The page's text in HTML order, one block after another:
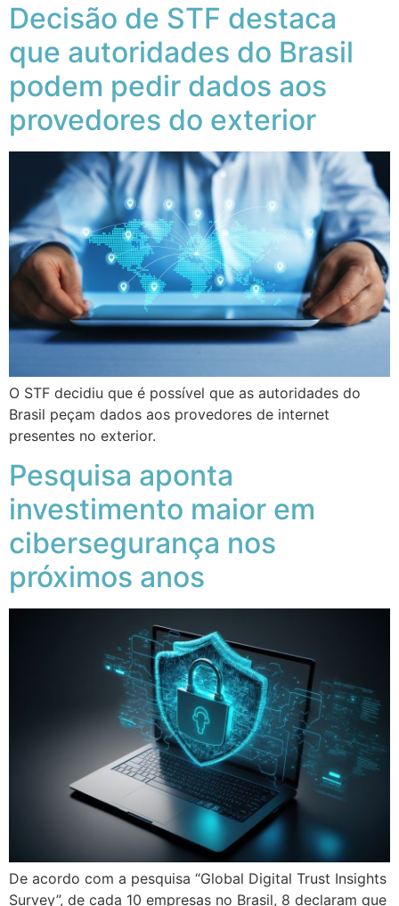
Decisão de STF destaca
que autoridades do Brasil
podem pedir dados aos
provedores do exterior
O STF decidiu que é possível que as autoridades do
Brasil peçam dados aos provedores de internet
presentes no exterior.
Pesquisa aponta
investimento maior em
cibersegurança nos
próximos anos
De acordo com a pesquisa “Global Digital Trust Insights
Survey”, de cada 10 empresas no Brasil, 8 declaram que